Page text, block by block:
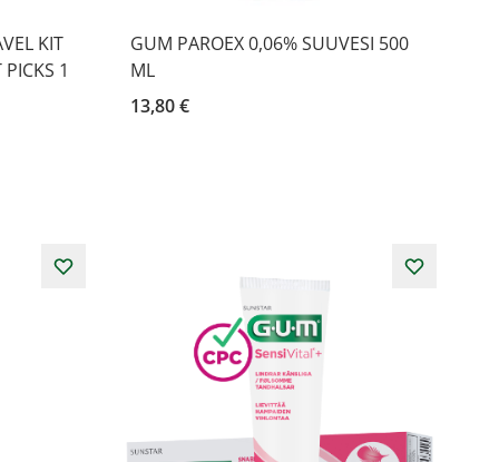
KIT
1
GUM PAROEX 0,06% SUUVESI 500
ML
13,80 €